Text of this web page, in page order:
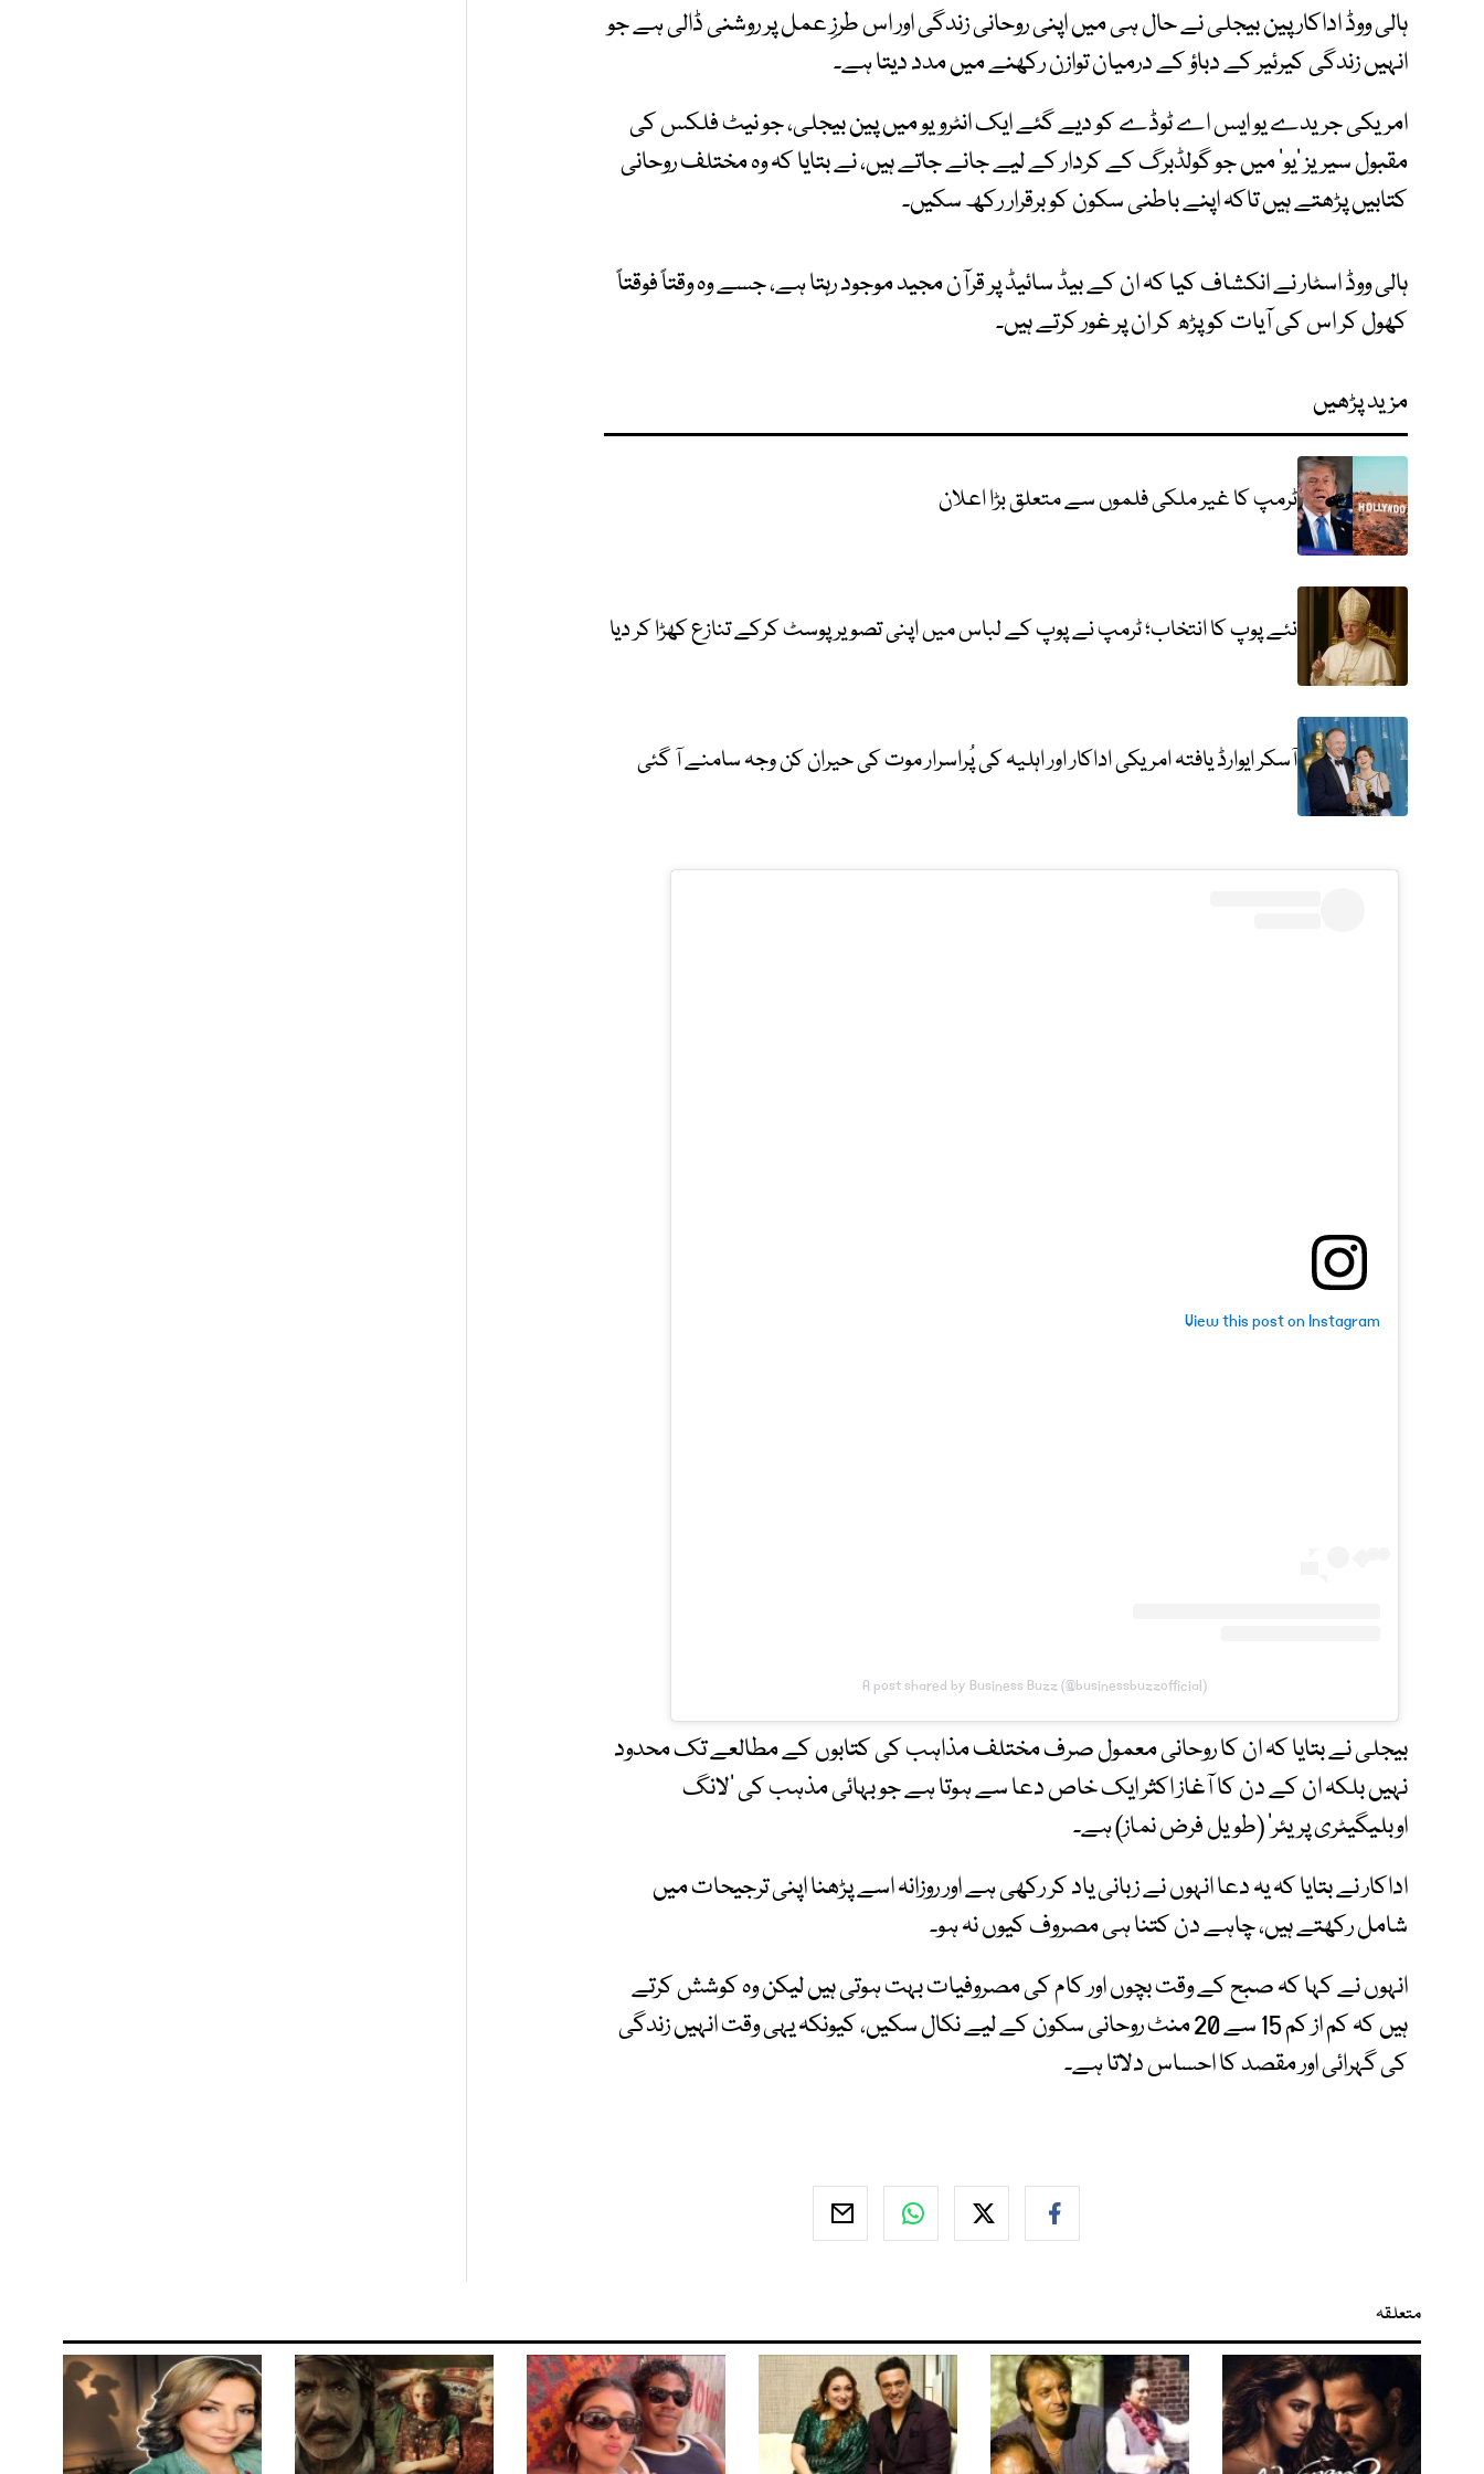
ہالی ووڈ اداکار پین بیجلی نے حال ہی میں اپنی روحانی زندگی اور اس طرزِ عمل پر روشنی ڈالی ہے جو
انہیں زندگی کیرئیر کے دباؤ کے درمیان توازن رکھنے میں مدد دیتا ہے۔
امریکی جریدے یو ایس اے ٹوڈے کو دیے گئے ایک انٹرویو میں پین بیجلی، جو نیٹ فلکس کی
مقبول سیریز ’یو‘ میں جو گولڈبرگ کے کردار کے لیے جانے جاتے ہیں، نے بتایا کہ وہ مختلف روحانی
کتابیں پڑھتے ہیں تاکہ اپنے باطنی سکون کو برقرار رکھ سکیں۔
ہالی ووڈ اسٹار نے انکشاف کیا کہ ان کے بیڈ سائیڈ پر قرآن مجید موجود رہتا ہے، جسے وہ وقتاً فوقتاً
کھول کر اس کی آیات کو پڑھ کر ان پر غور کرتے ہیں۔
مزید پڑھیں
ٹرمپ کا غیر ملکی فلموں سے متعلق بڑا اعلان
نئے پوپ کا انتخاب؛ ٹرمپ نے پوپ کے لباس میں اپنی تصویر پوسٹ کرکے تنازع کھڑا کر دیا
آسکر ایوارڈ یافتہ امریکی اداکار اور اہلیہ کی پُراسرار موت کی حیران کن وجہ سامنے آ گئی
View this post on Instagram
A post shared by Business Buzz (@businessbuzzofficial)
بیجلی نے بتایا کہ ان کا روحانی معمول صرف مختلف مذاہب کی کتابوں کے مطالعے تک محدود
نہیں بلکہ ان کے دن کا آغاز اکثر ایک خاص دعا سے ہوتا ہے جو بہائی مذہب کی ’لانگ
اوبلیگیٹری پریئر‘ (طویل فرض نماز) ہے۔
اداکار نے بتایا کہ یہ دعا انہوں نے زبانی یاد کر رکھی ہے اور روزانہ اسے پڑھنا اپنی ترجیحات میں
شامل رکھتے ہیں، چاہے دن کتنا ہی مصروف کیوں نہ ہو۔
انہوں نے کہا کہ صبح کے وقت بچوں اور کام کی مصروفیات بہت ہوتی ہیں لیکن وہ کوشش کرتے
ہیں کہ کم از کم 15 سے 20 منٹ روحانی سکون کے لیے نکال سکیں، کیونکہ یہی وقت انہیں زندگی
کی گہرائی اور مقصد کا احساس دلاتا ہے۔
متعلقہ